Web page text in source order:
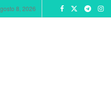
8, 2026